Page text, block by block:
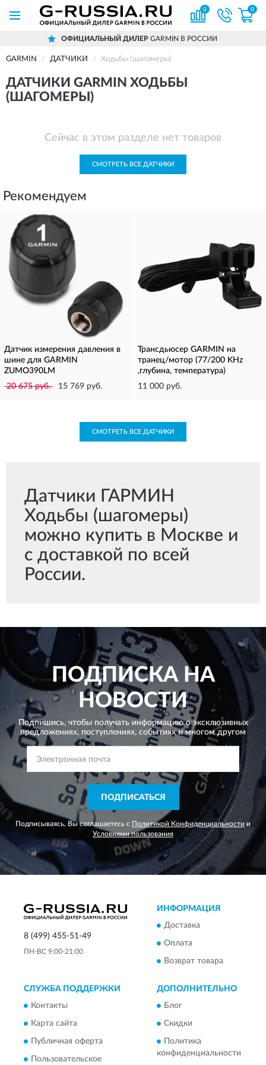
0 0
ОФИЦИАЛЬНЫЙ ДИЛЕР GARMIN В РОССИИ
GARMIN ДАТЧИКИ Ходьбы (шагомеры)
ДАТЧИКИ GARMIN ХОДЬБЫ
(ШАГОМЕРЫ)
Сейчас в этом разделе нет товаров
СМОТРЕТЬ ВСЕ ДАТЧИКИ
Рекомендуем
Датчик измерения давления в
шине для GARMIN
ZUMO390LM
20 675 руб.
15 769 руб.
Трансдьюсер GARMIN на
транец/мотор (77/200 KHz
,глубина, температура)
11 000 руб.
СМОТРЕТЬ ВСЕ ДАТЧИКИ
Датчики ГАРМИН
Ходьбы (шагомеры)
можно купить в Москве и
с доставкой по всей
России.
ПОДПИСКА НА
НОВОСТИ
Подпишись, чтобы получать информацию о эксклюзивных
предложениях, поступлениях, событиях и многом другом
ПОДПИСАТЬСЯ
Подписываясь, Вы соглашаетесь с Политикой Конфиденциальности и
Условиями пользования
8 (499) 455-51-49
ПН-ВС 9:00-21:00
ИНФОРМАЦИЯ
Доставка
Оплата
Возврат товара
СЛУЖБА ПОДДЕРЖКИ
Контакты
Карта сайта
Публичная оферта
Пользовательское
ДОПОЛНИТЕЛЬНО
Блог
Скидки
Политика
конфиденциальности